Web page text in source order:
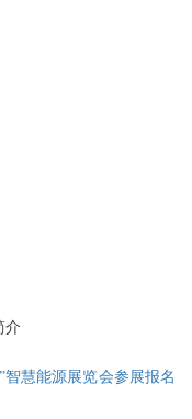
介
慧能源展览会参展报名